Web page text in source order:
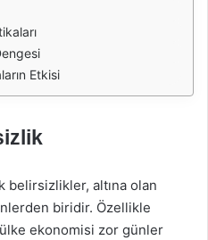
Etkisi
belirsizlikler, altına olan
biridir. Özellikle
ekonomisi zor günler